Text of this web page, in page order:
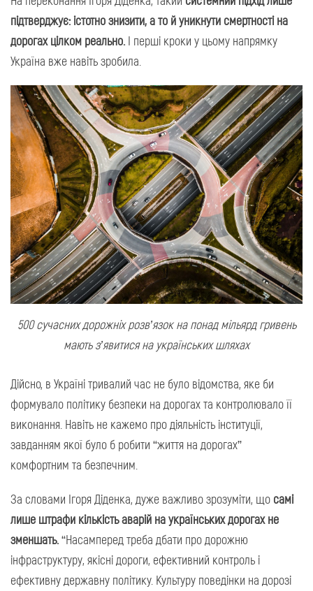
підтверджує: істотно знизити, а то й уникнути смертності на
дорогах цілком реально. І перші кроки у цьому напрямку
Україна вже навіть зробила.
500 сучасних дорожніх розв’язок на понад мільярд гривень
мають з’явитися на українських шляхах
Дійсно, в Україні тривалий час не було відомства, яке би
формувало політику безпеки на дорогах та контролювало її
виконання. Навіть не кажемо про діяльність інституції,
завданням якої було б робити “життя на дорогах”
комфортним та безпечним.
За словами Ігоря Діденка, дуже важливо зрозуміти, що самі
лише штрафи кількість аварій на українських дорогах не
зменшать.“Насамперед треба дбати про дорожню
інфраструктуру, якісні дороги, ефективний контроль і
ефективну державну політику. Культуру поведінки на дорозі